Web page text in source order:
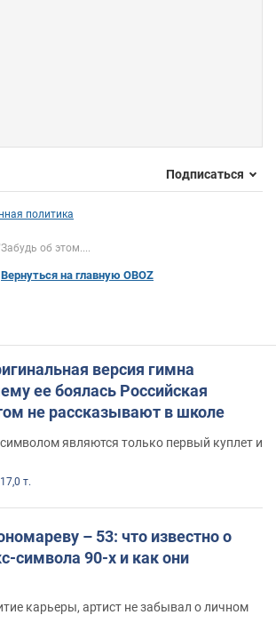
Подписаться
политика
об этом....
Вернуться на главную OBOZ
версия гимна
ее боялась Российская
не рассказывают в школе
являются только первый куплет и
17,0 т.
– 53: что известно о
символа 90-х и как они
карьеры, артист не забывал о личном